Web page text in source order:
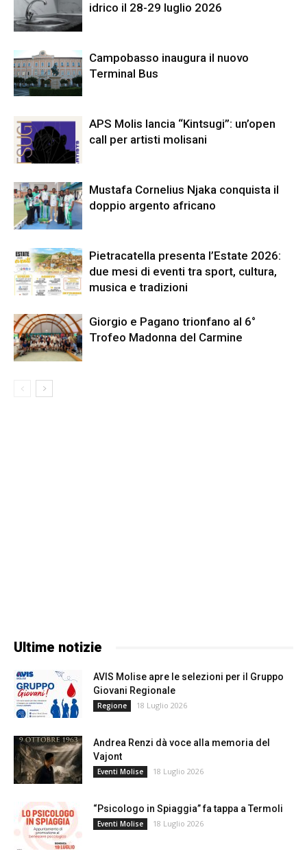
idrico il 28-29 luglio 2026
Campobasso inaugura il nuovo
Terminal Bus
APS Molis lancia “Kintsugi”: un’open
call per artisti molisani
Mustafa Cornelius Njaka conquista il
doppio argento africano
Pietracatella presenta l’Estate 2026:
due mesi di eventi tra sport, cultura,
musica e tradizioni
Giorgio e Pagano trionfano al 6°
Trofeo Madonna del Carmine
Ultime notizie
AVIS Molise apre le selezioni per il Gruppo
Giovani Regionale
Regione 18 Luglio 2026
Andrea Renzi dà voce alla memoria del
Vajont
Eventi Molise 18 Luglio 2026
“Psicologo in Spiaggia” fa tappa a Termoli
Eventi Molise 18 Luglio 2026